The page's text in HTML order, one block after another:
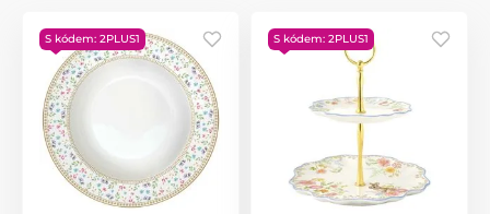
S kódem: 2PLUS1 S kódem: 2PLUS1